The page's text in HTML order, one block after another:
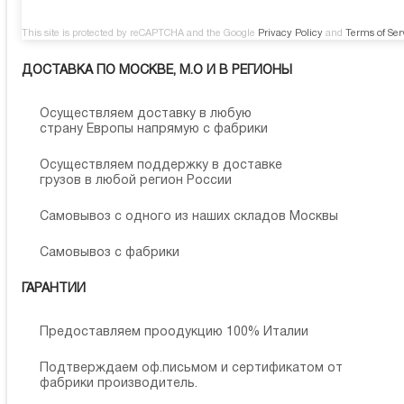
This site is protected by reCAPTCHA and the Google Privacy Policy and Terms of
ДОСТАВКА ПО МОСКВЕ, М.О И В РЕГИОНЫ
Осуществляем доставку в любую
страну Европы напрямую с фабрики
Осуществляем поддержку в доставке
грузов в любой регион России
Самовывоз с одного из наших складов Москвы
Самовывоз с фабрики
ГАРАНТИИ
Предоставляем проодукцию 100% Италии
Подтверждаем оф.письмом и сертификатом от
фабрики производитель.